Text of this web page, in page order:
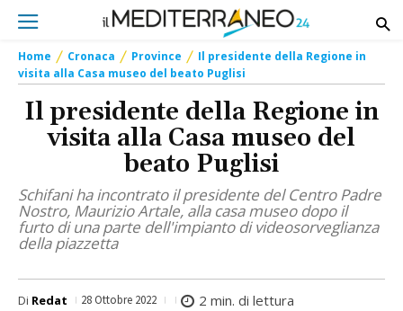
Home Cronaca Province
Il presidente della Regione in
visita alla Casa museo del beato Puglisi
Il presidente della Regione in
visita alla Casa museo del
beato Puglisi
Schifani ha incontrato il presidente del Centro Padre
Nostro, Maurizio Artale, alla casa museo dopo il
furto di una parte dell'impianto di videosorveglianza
della piazzetta
Di Redat 28 Ottobre 2022 2 min. di lettura